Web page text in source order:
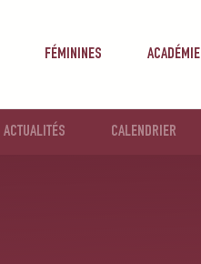
FÉMININES ACADÉMIE
ACTUALITÉS CALENDRIER